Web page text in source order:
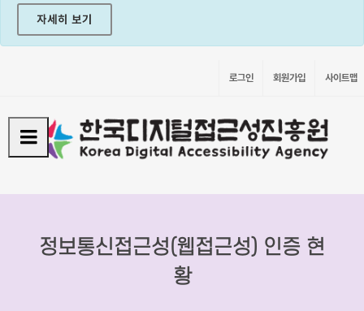
자세히 보기
로그인 회원가입 사이트맵
정보통신접근성(웹접근성) 인증 현
황